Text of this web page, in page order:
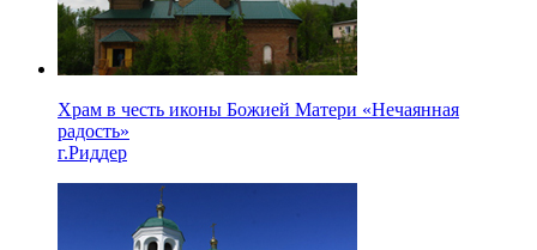
Храм в честь иконы Божией Матери «Нечаянная
радость»
г.Риддер